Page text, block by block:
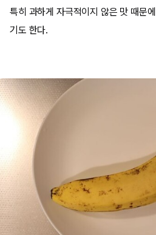
특히 과하게 자극적이지 않은 맛 때문
기도 한다.